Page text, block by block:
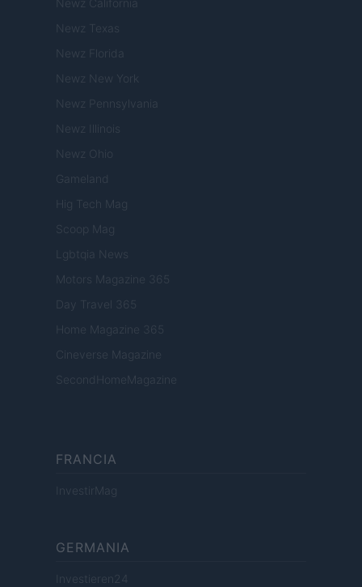
Newz California
Newz Texas
Newz Florida
Newz New York
Newz Pennsylvania
Newz Illinois
Newz Ohio
Gameland
Hig Tech Mag
Scoop Mag
Lgbtqia News
Motors Magazine 365
Day Travel 365
Home Magazine 365
Cineverse Magazine
SecondHomeMagazine
FRANCIA
InvestirMag
GERMANIA
Investieren24